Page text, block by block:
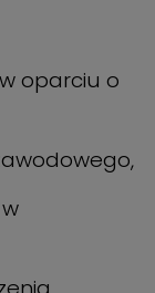
oparciu o